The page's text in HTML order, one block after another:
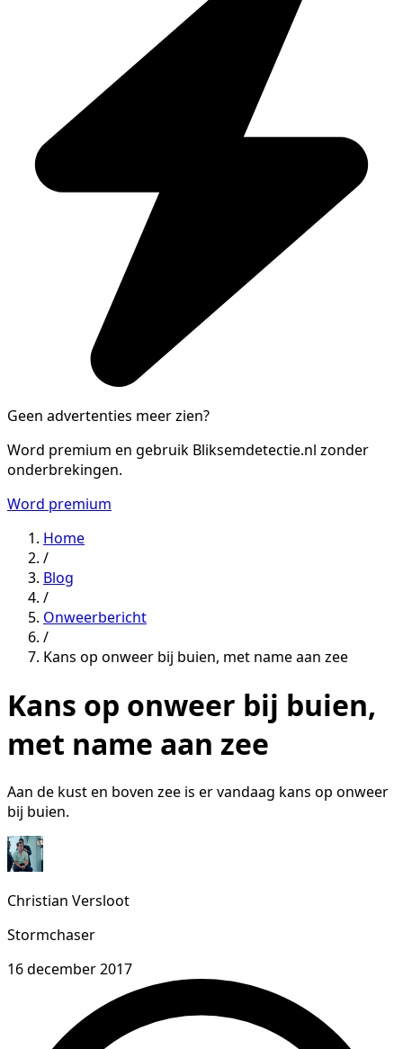
Geen advertenties meer zien?
Word premium en gebruik Bliksemdetectie.nl zonder
onderbrekingen.
Word premium
Home
/
Blog
/
Onweerbericht
/
Kans op onweer bij buien, met name aan zee
Kans op onweer bij buien,
met name aan zee
Aan de kust en boven zee is er vandaag kans op onweer
bij buien.
Christian Versloot
Stormchaser
16 december 2017